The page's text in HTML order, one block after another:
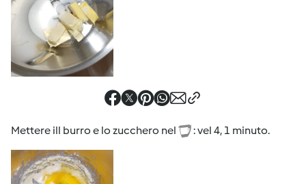
Mettere ill burro e lo zucchero nel : vel 4, 1 minuto.